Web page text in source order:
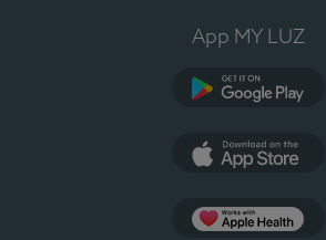
App MY LUZ